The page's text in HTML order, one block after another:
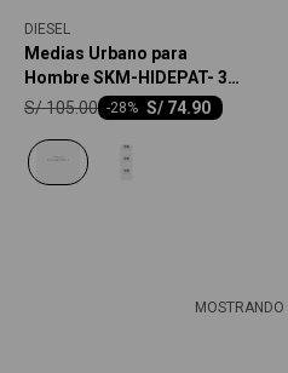
DIESEL
Medias Urbano para
Hombre SKM-HIDEPAT- 3
PACK
S/ 74.90
-28
S/105.00
MOSTRANDO